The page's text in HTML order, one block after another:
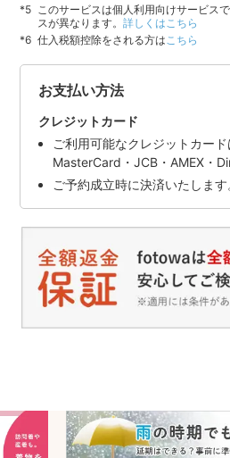
このサービスは個人利用向けサービス
スが異なります。詳しくはこちら
仕入税額控除をされる方は こちら
お支払い方法
クレジットカード
ご利用可能なクレジットカード
MasterCard・JCB・AMEX・
ご予約成立時に決済いたします